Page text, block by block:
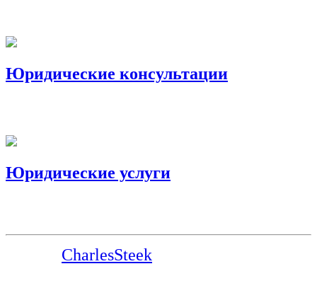
Юридические консультации
Юридические услуги
CharlesSteek